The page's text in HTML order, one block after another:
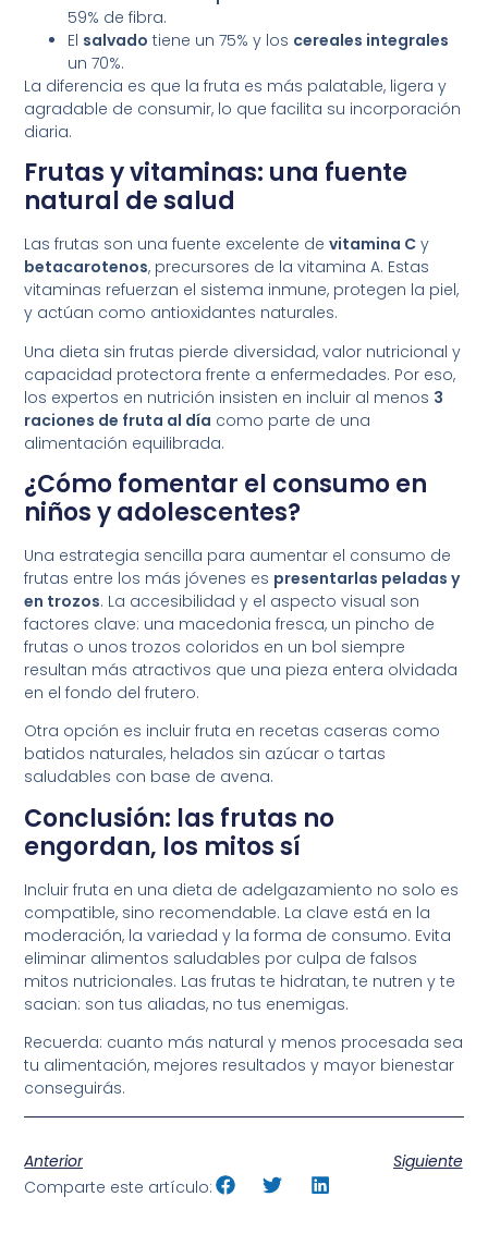
59% de fibra.
El salvado tiene un 75% y los cereales integrales
un 70%.
La diferencia es que la fruta es más palatable, ligera y
agradable de consumir, lo que facilita su incorporación
diaria.
Frutas y vitaminas: una fuente
natural de salud
Las frutas son una fuente excelente devitamina C y
betacarotenos, precursores de la vitamina A. Estas
vitaminas refuerzan el sistema inmune, protegen la piel,
y actúan como antioxidantes naturales.
Una dieta sin frutas pierde diversidad, valor nutricional y
capacidad protectora frente a enfermedades. Por eso,
los expertos en nutrición insisten en incluir al menos 3
raciones de fruta al día como parte de una
alimentación equilibrada.
¿Cómo fomentar el consumo en
niños y adolescentes?
Una estrategia sencilla para aumentar el consumo de
frutas entre los más jóvenes es presentarlas peladas y
en trozos. La accesibilidad y el aspecto visual son
factores clave: una macedonia fresca, un pincho de
frutas o unos trozos coloridos en un bol siempre
resultan más atractivos que una pieza entera olvidada
en el fondo del frutero.
Otra opción es incluir fruta en recetas caseras como
batidos naturales, helados sin azúcar o tartas
saludables con base de avena.
Conclusión: las frutas no
engordan, los mitos sí
Incluir fruta en una dieta de adelgazamiento no solo es
compatible, sino recomendable. La clave está en la
moderación, la variedad y la forma de consumo. Evita
eliminar alimentos saludables por culpa de falsos
mitos nutricionales. Las frutas te hidratan, te nutren y te
sacian: son tus aliadas, no tus enemigas.
Recuerda: cuanto más natural y menos procesada sea
tu alimentación, mejores resultados y mayor bienestar
conseguirás.
Anterior
Siguiente
Comparte este artículo: